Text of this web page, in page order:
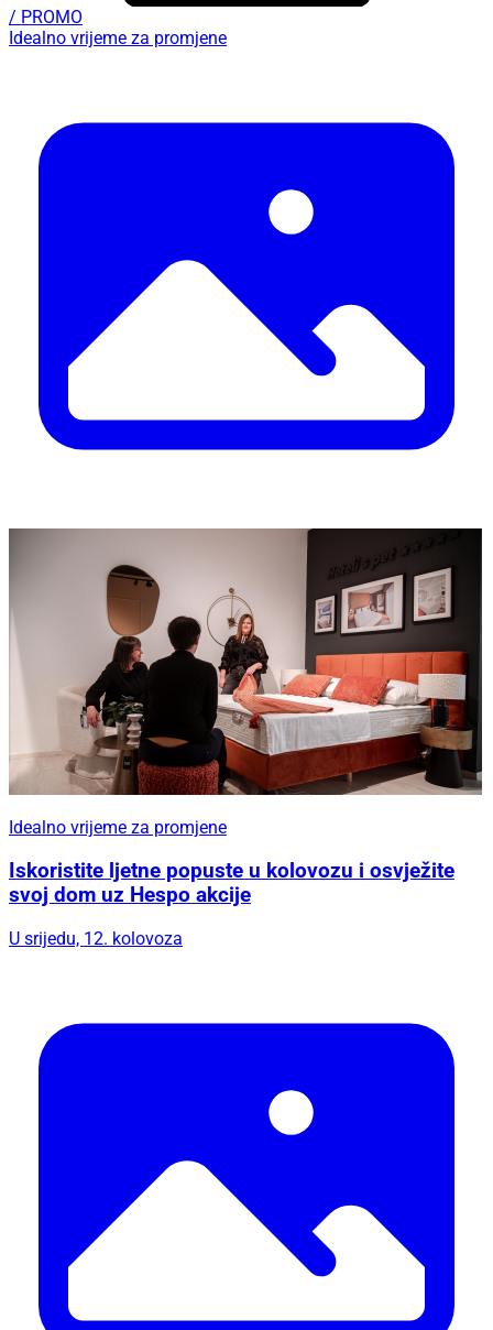
/ PROMO
Idealno vrijeme za promjene
Idealno vrijeme za promjene
Iskoristite ljetne popuste u kolovozu i osvježite
svoj dom uz Hespo akcije
U srijedu, 12. kolovoza